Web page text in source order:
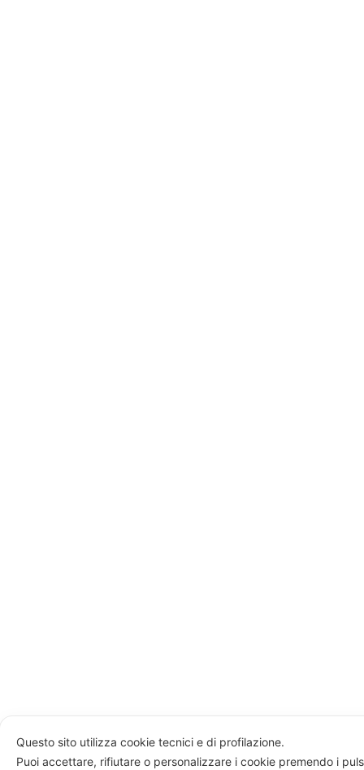
Questo sito utilizza cookie tecnici e di profilazione.
Puoi accettare, rifiutare o personalizzare i cookie premendo i